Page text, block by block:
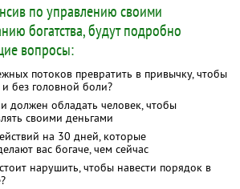
по управлению своими
богатства, будут подробно
вопросы:
потоков превратить в привычку, чтобы
без головной боли?
должен обладать человек, чтобы
своими деньгами
на 30 дней, которые
вас богаче, чем сейчас
нарушить, чтобы навести порядок в